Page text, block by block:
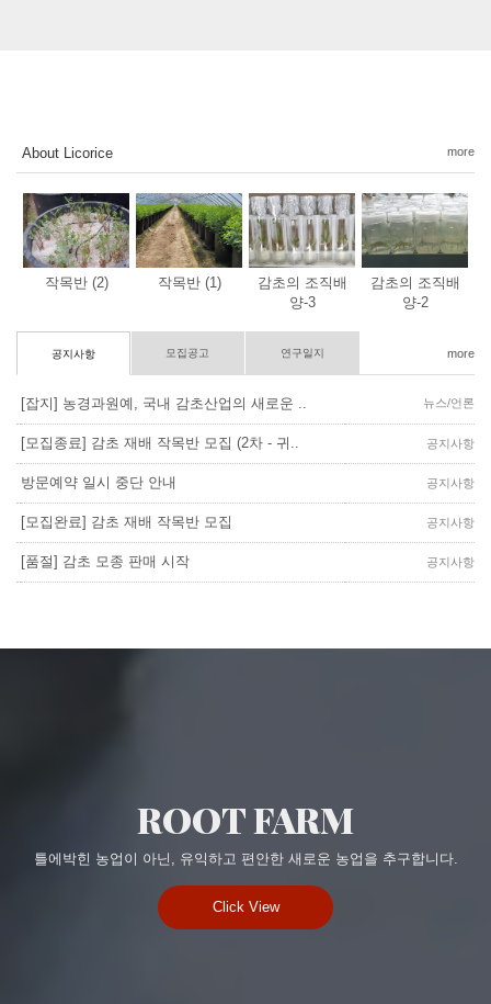
About Licorice more
작목반 (2) 작목반 (1)
감초의 조직배
양-3
감초의 조직배
양-2
공지사항 모집공고 연구일지 more
[잡지] 농경과원예, 국내 감초산업의 새로운 .. 뉴스/언론
[모집종료] 감초 재배 작목반 모집 (2차 - 귀.. 공지사항
방문예약 일시 중단 안내 공지사항
[모집완료] 감초 재배 작목반 모집 공지사항
[품절] 감초 모종 판매 시작 공지사항
ROOT FARM
틀에박힌 농업이 아닌, 유익하고 편안한 새로운 농업을 추구합니다.
Click View